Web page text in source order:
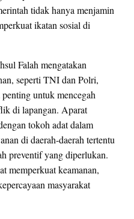
tidak hanya menjamin
ikatan sosial di
Falah mengatakan
seperti TNI dan Polri,
untuk mencegah
di lapangan. Aparat
tokoh adat dalam
di daerah-daerah tertentu
preventif yang diperlukan.
memperkuat keamanan,
masyarakat